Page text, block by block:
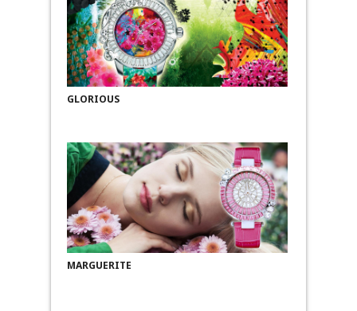
GLORIOUS
MARGUERITE